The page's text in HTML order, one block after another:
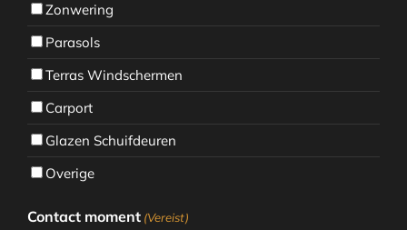
Zonwering
Parasols
Terras Windschermen
Carport
Glazen Schuifdeuren
Overige
Contact moment (Vereist)